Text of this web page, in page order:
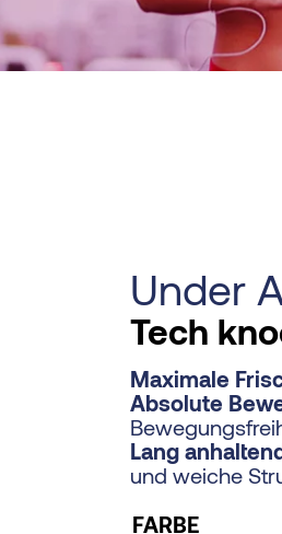
Under
Tech
Maximale
Absolute
Lang
und weiche
FARBE